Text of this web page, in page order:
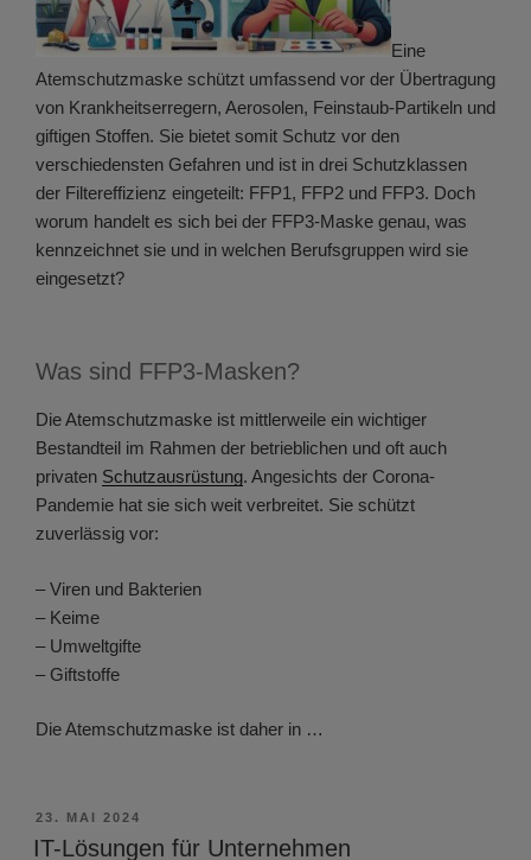
Eine
Atemschutzmaske schützt umfassend vor der Übertragung
von Krankheitserregern, Aerosolen, Feinstaub-Partikeln und
giftigen Stoffen. Sie bietet somit Schutz vor den
verschiedensten Gefahren und ist in drei Schutzklassen
der Filtereffizienz eingeteilt: FFP1, FFP2 und FFP3. Doch
worum handelt es sich bei der FFP3-Maske genau, was
kennzeichnet sie und in welchen Berufsgruppen wird sie
eingesetzt?
Was sind FFP3-Masken?
Die Atemschutzmaske ist mittlerweile ein wichtiger
Bestandteil im Rahmen der betrieblichen und oft auch
privaten Schutzausrüstung. Angesichts der Corona-
Pandemie hat sie sich weit verbreitet. Sie schützt
zuverlässig vor:
– Viren und Bakterien
– Keime
– Umweltgifte
– Giftstoffe
Die Atemschutzmaske ist daher in …
VERÖFFENTLICHT
AM
23. MAI 2024
IT-Lösungen für Unternehmen